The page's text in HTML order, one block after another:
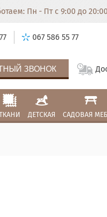
Пн - Пт с 9:00 до
067 586 55 77
ЗВОНОК
ДЕТСКАЯ САДОВАЯ